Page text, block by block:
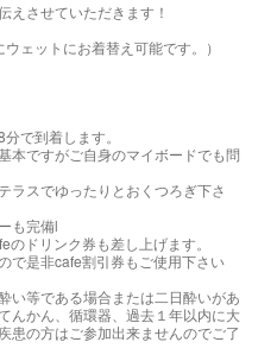
えさせていただきます！
ェットにお着替え可能です。）
で到着します。
本ですがご自身のマイボードでも問
ラスでゆったりとおくつろぎ下さ
も完備l
ドリンク券も差し上げます。
で是非cafe割引券もご使用下さい
い等である場合または二日酔いがあ
んかん、循環器、過去１年以内に大
患の方はご参加出来ませんのでご了